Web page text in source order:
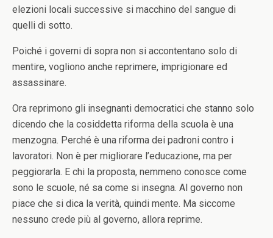
elezioni locali successive si macchino del sangue di
quelli di sotto.
Poiché i governi di sopra non si accontentano solo di
mentire, vogliono anche reprimere, imprigionare ed
assassinare.
Ora reprimono gli insegnanti democratici che stanno solo
dicendo che la cosiddetta riforma della scuola è una
menzogna. Perché è una riforma dei padroni contro i
lavoratori. Non è per migliorare l’educazione, ma per
peggiorarla. E chi la proposta, nemmeno conosce come
sono le scuole, né sa come si insegna. Al governo non
piace che si dica la verità, quindi mente. Ma siccome
nessuno crede più al governo, allora reprime.